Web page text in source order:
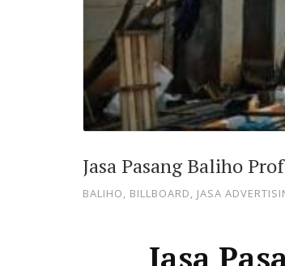
Jasa Pasang Baliho
BALIHO, BILLBOARD, JASA